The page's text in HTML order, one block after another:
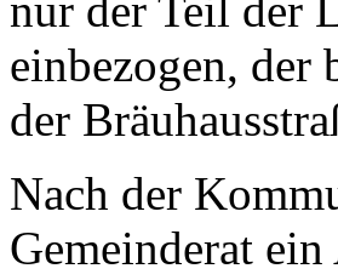
einbezogen, der
der
Nach der
Gemeinderat